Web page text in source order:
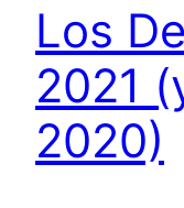
Los
2021
2020)